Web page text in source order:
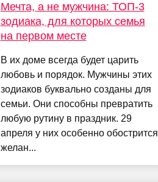
Мечта, а не мужчина: ТОП-3
зодиака, для которых семья
на первом месте
В их доме всегда будет царить
любовь и порядок. Мужчины этих
зодиаков буквально созданы для
семьи. Они способны превратить
любую рутину в праздник. 29
апреля у них особенно обострится
желан...